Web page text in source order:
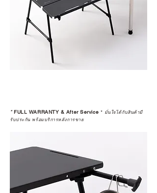
*FULL WARRANTY & After Service * มั่นใจได้กับสินค้ามี
รับประกัน พร้อมบริการหลังการขาย